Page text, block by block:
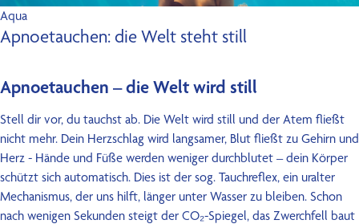
Aqua
Soul
Ferienkurse
Blog
FAQ
Über uns
Kontakt
Aqua
Apnoetauchen: die Welt steht still
Apnoetauchen – die Welt wird still
Stell dir vor, du tauchst ab. Die Welt wird still und der Atem fließt
nicht mehr. Dein Herzschlag wird langsamer, Blut fließt zu Gehirn und
Herz - Hände und Füße werden weniger durchblutet – dein Körper
schützt sich automatisch. Dies ist der sog. Tauchreflex, ein uralter
Mechanismus, der uns hilft, länger unter Wasser zu bleiben. Schon
nach wenigen Sekunden steigt der CO₂-Spiegel, das Zwerchfell baut